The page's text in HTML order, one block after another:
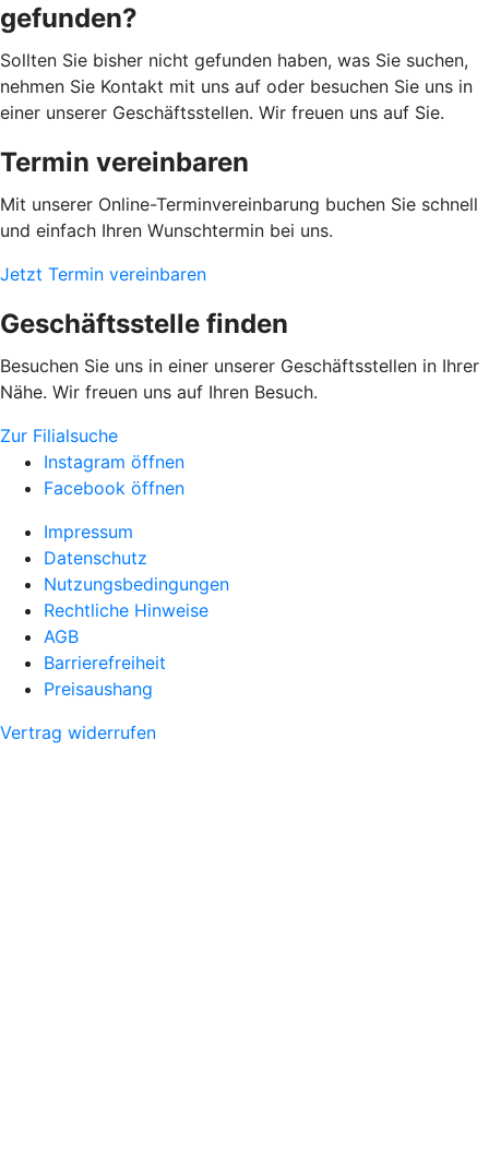
gefunden?
Sollten Sie bisher nicht gefunden haben, was Sie suchen,
nehmen Sie Kontakt mit uns auf oder besuchen Sie uns in
einer unserer Geschäftsstellen. Wir freuen uns auf Sie.
Termin vereinbaren
Mit unserer Online-Terminvereinbarung buchen Sie schnell
und einfach Ihren Wunschtermin bei uns.
Jetzt Termin vereinbaren
Geschäftsstelle finden
Besuchen Sie uns in einer unserer Geschäftsstellen in Ihrer
Nähe. Wir freuen uns auf Ihren Besuch.
Zur Filialsuche
Instagram öffnen
Facebook öffnen
Impressum
Datenschutz
Nutzungsbedingungen
Rechtliche Hinweise
AGB
Barrierefreiheit
Preisaushang
Vertrag widerrufen